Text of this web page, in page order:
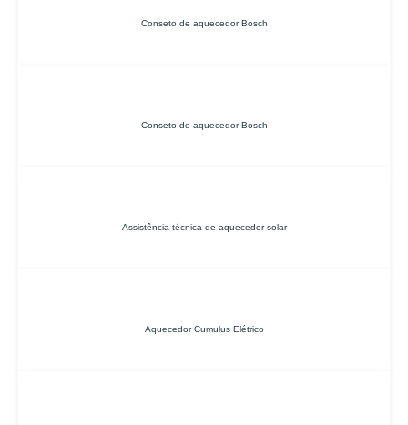
Conseto de aquecedor Bosch
Conseto de aquecedor Bosch
Assistência técnica de aquecedor solar
Aquecedor Cumulus Elétrico